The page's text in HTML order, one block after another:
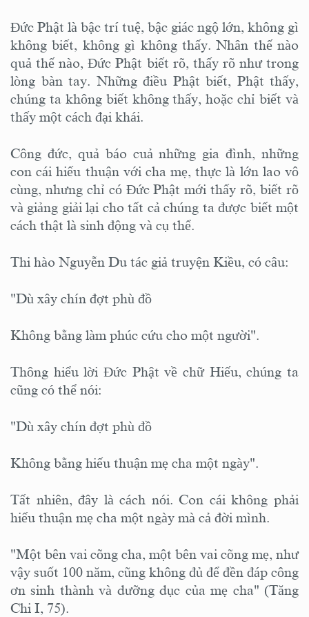
Đức Phật là bậc trí tuệ, bậc giác ngộ lớn, không gì
không biết, không gì không thấy. Nhân thế nào
quả thế nào, Đức Phật biết rõ, thấy rõ như trong
lòng bàn tay. Những điều Phật biết, Phật thấy,
chúng ta không biết không thấy, hoặc chỉ biết và
thấy một cách đại khái.
Công đức, quả báo cuả những gia đình, những
con cái hiếu thuận với cha mẹ, thực là lớn lao vô
cùng, nhưng chỉ có Đức Phật mới thấy rõ, biết rõ
và giảng giải lại cho tất cả chúng ta được biết một
cách thật là sinh động và cụ thể.
Thi hào Nguyễn Du tác giả truyện Kiều, có câu:
"Dù xây chín đợt phù đồ
Không bằng làm phúc cứu cho một người".
Thông hiểu lời Đức Phật về chữ Hiếu, chúng ta
cũng có thể nói:
"Dù xây chín đợt phù đồ
Không bằng hiếu thuận mẹ cha một ngày".
Tất nhiên, đây là cách nói. Con cái không phải
hiếu thuận mẹ cha một ngày mà cả đời mình.
"Một bên vai cõng cha, một bên vai cõng mẹ, như
vậy suốt 100 năm, cũng không đủ để đền đáp công
ơn sinh thành và dưỡng dục của mẹ cha" (Tăng
Chi I, 75).